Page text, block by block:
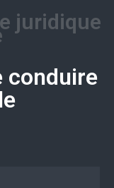
juridique
conduire